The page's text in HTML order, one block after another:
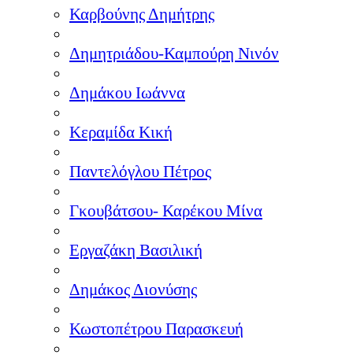
Καρβούνης Δημήτρης
Δημητριάδου-Καμπούρη Νινόν
Δημάκου Ιωάννα
Κεραμίδα Κική
Παντελόγλου Πέτρος
Γκουβάτσου- Καρέκου Μίνα
Εργαζάκη Βασιλική
Δημάκος Διονύσης
Κωστοπέτρου Παρασκευή